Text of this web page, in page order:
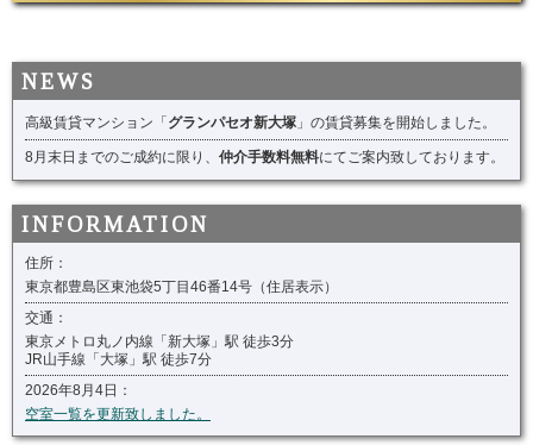
高級賃貸マンション「 グランパセオ新大塚 」の賃貸募集を開始しました。
8月末日までのご成約に限り、 仲介手数料無料にてご案内致しております。
住所：
東京都豊島区東池袋5丁目46番14号（住居表示）
交通：
東京メトロ丸ノ内線「新大塚」駅 徒歩3分
JR山手線「大塚」駅 徒歩7分
2026年8月4日：
空室一覧を更新致しました。